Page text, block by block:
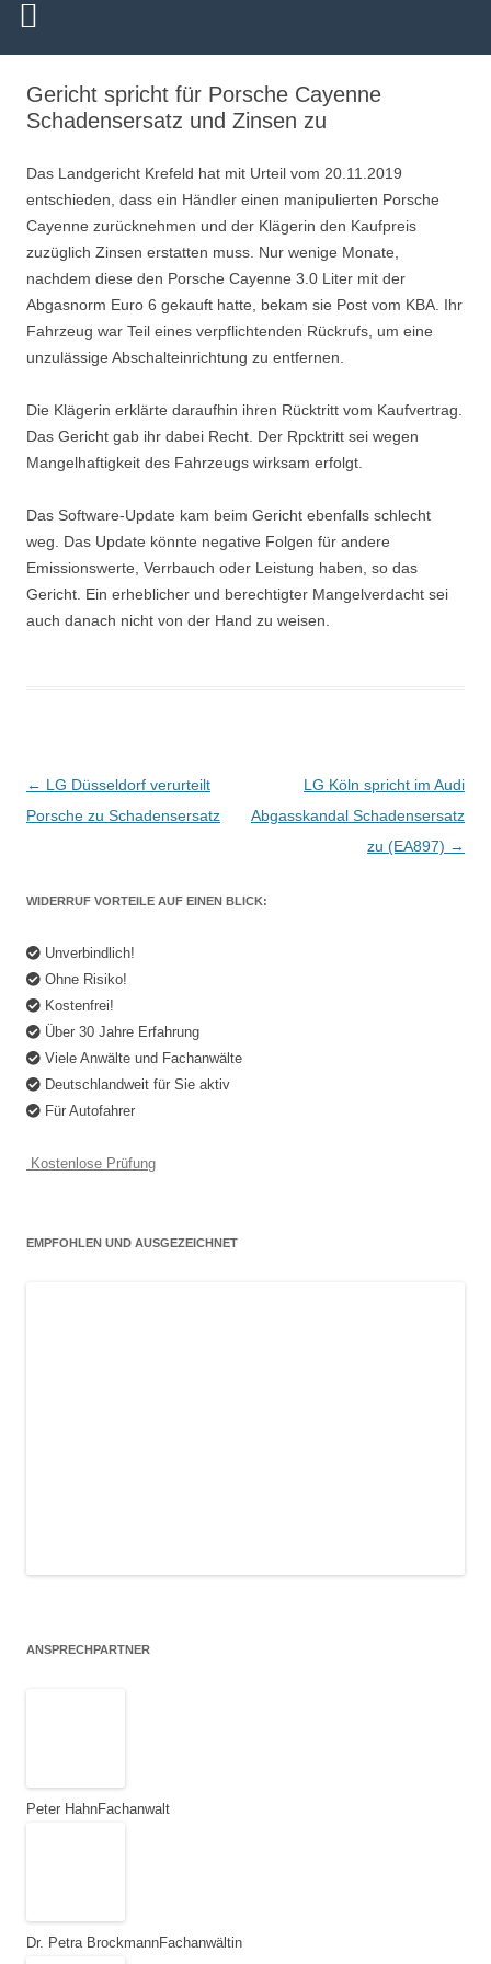
Gericht spricht für Porsche Cayenne
Schadensersatz und Zinsen zu
Das Landgericht Krefeld hat mit Urteil vom 20.11.2019
entschieden, dass ein Händler einen manipulierten Porsche
Cayenne zurücknehmen und der Klägerin den Kaufpreis
zuzüglich Zinsen erstatten muss. Nur wenige Monate,
nachdem diese den Porsche Cayenne 3.0 Liter mit der
Abgasnorm Euro 6 gekauft hatte, bekam sie Post vom KBA. Ihr
Fahrzeug war Teil eines verpflichtenden Rückrufs, um eine
unzulässige Abschalteinrichtung zu entfernen.
Die Klägerin erklärte daraufhin ihren Rücktritt vom Kaufvertrag.
Das Gericht gab ihr dabei Recht. Der Rpcktritt sei wegen
Mangelhaftigkeit des Fahrzeugs wirksam erfolgt.
Das Software-Update kam beim Gericht ebenfalls schlecht
weg. Das Update könnte negative Folgen für andere
Emissionswerte, Verrbauch oder Leistung haben, so das
Gericht. Ein erheblicher und berechtigter Mangelverdacht sei
auch danach nicht von der Hand zu weisen.
Beitrags-
Navigation
← LG Düsseldorf verurteilt
Porsche zu Schadensersatz
LG Köln spricht im Audi
Abgasskandal Schadensersatz
zu (EA897) →
WIDERRUF VORTEILE AUF EINEN BLICK:
Unverbindlich!
Ohne Risiko!
Kostenfrei!
Über 30 Jahre Erfahrung
Viele Anwälte und Fachanwälte
Deutschlandweit für Sie aktiv
Für Autofahrer
Kostenlose Prüfung
EMPFOHLEN UND AUSGEZEICHNET
ANSPRECHPARTNER
Peter HahnFachanwalt
Dr. Petra BrockmannFachanwältin